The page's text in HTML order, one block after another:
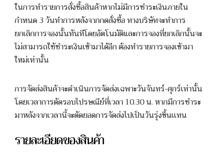
ในการทำรายการสั่งซื้อสินค้าหากไม่มีการชำระเงินภายใน
กำหนด 3 วันทำการหลังจากกดสั่งซื้อ ทางบริษัทจะทำการ
ยกเลิกการจองนั้นทันทีโดยอัตโนมัติและการจองที่ยกเลิกนั้นจะ
ไม่สามารถใช้ชำระเงินเข้ามาได้อีก ต้องทำรายการจองเข้ามา
ใหม่เท่านั้น
การจัดส่งสินค้าจะดำเนินการจัดส่งเฉพาะวันจันทร์-ศุกร์เท่านั้น
โดยเวลาการตัดรอบไปรษณีย์ที่เวลา 10.30 น. หากมีการชำระ
มาหลังจากเวลานี้จะตัดยอดการจัดส่งไปเป็นวันรุ่งขึ้นเเทน
รายละเอียดของสินค้า